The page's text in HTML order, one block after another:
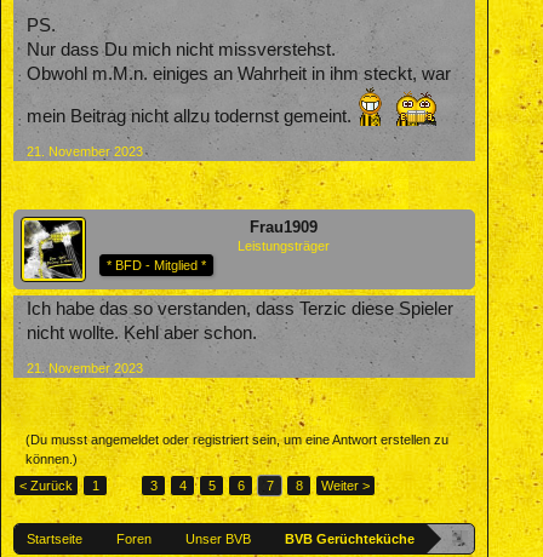
PS.
Nur dass Du mich nicht missverstehst.
Obwohl m.M.n. einiges an Wahrheit in ihm steckt, war
mein Beitrag nicht allzu todernst gemeint.
21. November 2023
Frau1909
Leistungsträger
* BFD - Mitglied *
Ich habe das so verstanden, dass Terzic diese Spieler
nicht wollte. Kehl aber schon.
21. November 2023
(Du musst angemeldet oder registriert sein, um eine Antwort erstellen zu
können.)
< Zurück
1 ← 3 4 5 6 7 8 Weiter >
Startseite Foren Unser BVB BVB Gerüchteküche